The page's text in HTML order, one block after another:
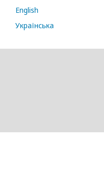
English
Українська